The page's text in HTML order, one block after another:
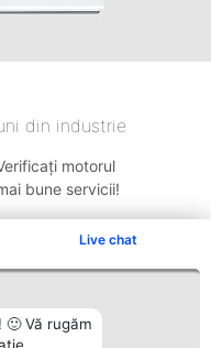
Live chat
Vă rugăm
din industrie
motorul
bune servicii!